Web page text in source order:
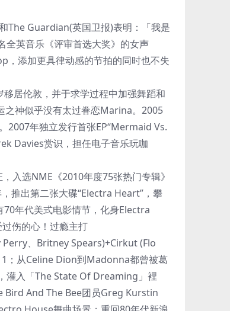
The Guardian(英国卫报)表明：「我是
全英音乐《评审首选大奖》的女声
添加更具律动感的节拍的同时也不失
居伦敦，并于求学过程中加强舞蹈和
之神似乎没有太过眷恋Marina。2005
年独立发行首张EP“Mermaid Vs.
Davies赏识，担任电子音乐玩咖
入选NME《2010年度75张热门专辑》
推出第二张大碟“Electra Heart”，攀
年代美式电影情节，化身Electra
伤的心！过瘾主打
、Britney Spears)+Cirkut (Flo
；从Celine Dion到Madonna都曾被葛
灌入「The State Of Dreaming」裡
Bird And The Bee团员Greg Kurstin